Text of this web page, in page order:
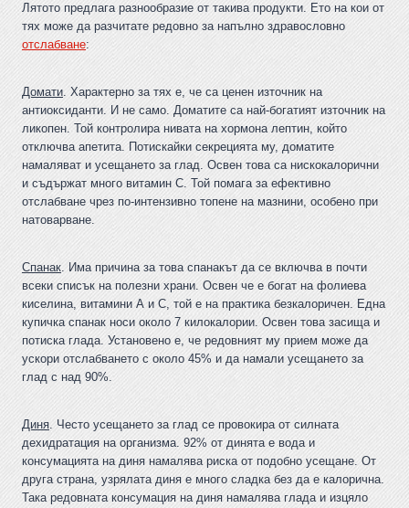
Лятото предлага разнообразие от такива продукти. Ето на кои от
тях може да разчитате редовно за напълно здравословно
отслабване:
Домати. Характерно за тях е, че са ценен източник на
антиоксиданти. И не само. Доматите са най-богатият източник на
ликопен. Той контролира нивата на хормона лептин, който
отключва апетита. Потискайки секрецията му, доматите
намаляват и усещането за глад. Освен това са нискокалорични
и съдържат много витамин С. Той помага за ефективно
отслабване чрез по-интензивно топене на мазнини, особено при
натоварване.
Спанак. Има причина за това спанакът да се включва в почти
всеки списък на полезни храни. Освен че е богат на фолиева
киселина, витамини А и С, той е на практика безкалоричен. Една
купичка спанак носи около 7 килокалории. Освен това засища и
потиска глада. Установено е, че редовният му прием може да
ускори отслабването с около 45% и да намали усещането за
глад с над 90%.
Диня. Често усещането за глад се провокира от силната
дехидратация на организма. 92% от динята е вода и
консумацията на диня намалява риска от подобно усещане. От
друга страна, узрялата диня е много сладка без да е калорична.
Така редовната консумация на диня намалява глада и изцяло